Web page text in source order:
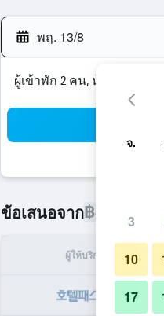
พฤ. 13/8
ผู้เข้าพัก 2 คน, ห้องพัก 1 ห้อง
ข้อเสนอจาก฿4,472 รา
ผู้ให้บริการ
จ.
3
10
17